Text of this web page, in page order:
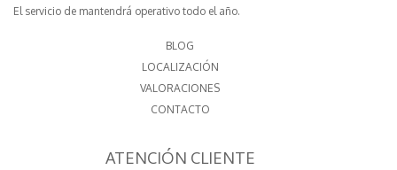
El servicio de mantendrá operativo todo el año.
BLOG
LOCALIZACIÓN
VALORACIONES
CONTACTO
ATENCIÓN CLIENTE